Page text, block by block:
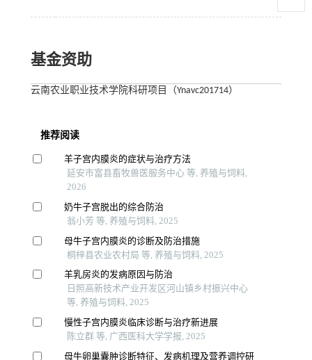
基金资助
云南农业职业技术学院科研项目（Ynavc201714）